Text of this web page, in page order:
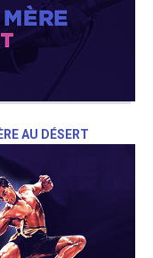
AU DÉSERT